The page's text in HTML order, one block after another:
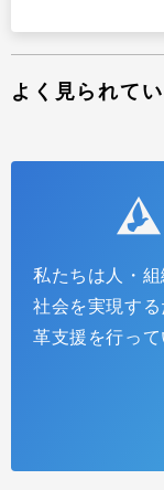
よく見られて
私たちは人・
社会を実現す
革支援を行って